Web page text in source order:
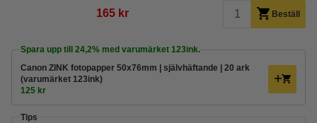
165 kr Beställ
Spara upp till 24,2% med varumärket 123ink.
Canon ZINK fotopapper 50x76mm | självhäftande | 20 ark
(varumärket 123ink)
125 kr
Tips